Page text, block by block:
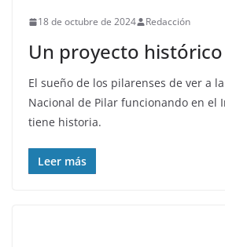
18 de octubre de 2024 Redacción
Un proyecto
El sueño de los pilarenses de ver a
Nacional de Pilar funcionando en el
tiene historia.
Leer más